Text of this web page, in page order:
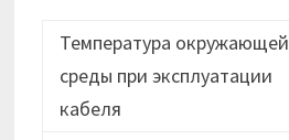
Температура окружающей
среды при эксплуатации
кабеля